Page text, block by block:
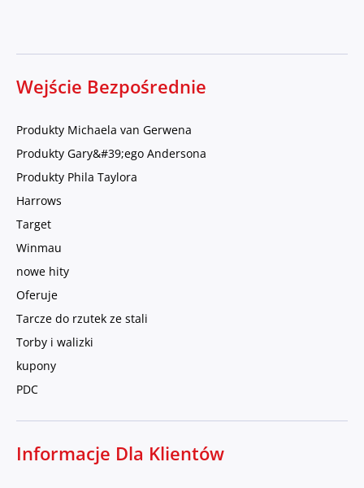
Wejście Bezpośrednie
Produkty Michaela van Gerwena
Produkty Gary&#39;ego Andersona
Produkty Phila Taylora
Harrows
Target
Winmau
nowe hity
Oferuje
Tarcze do rzutek ze stali
Torby i walizki
kupony
PDC
Informacje Dla Klientów